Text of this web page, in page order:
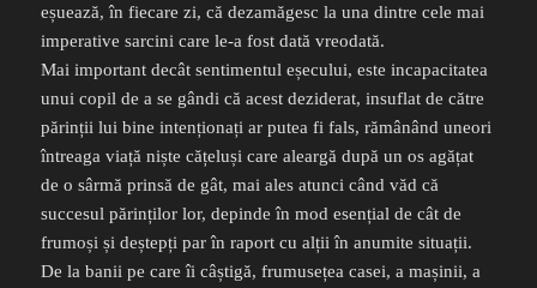
eșuează, în fiecare zi, că dezamăgesc la una dintre cele mai
imperative sarcini care le-a fost dată vreodată.
Mai important decât sentimentul eșecului, este incapacitatea
unui copil de a se gândi că acest deziderat, insuflat de către
părinții lui bine intenționați ar putea fi fals, rămânând uneori
întreaga viață niște cățeluși care aleargă după un os agățat
de o sârmă prinsă de gât, mai ales atunci când văd că
succesul părinților lor, depinde în mod esențial de cât de
frumoși și deștepți par în raport cu alții în anumite situații.
De la banii pe care îi câștigă, frumusețea casei, a mașinii, a